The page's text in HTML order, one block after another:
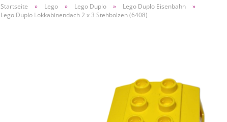
Startseite » Lego » Lego Duplo » Lego Duplo Eisenbahn
»
Lego Duplo Lokkabinendach 2 x 3 Stehbolzen (6408)